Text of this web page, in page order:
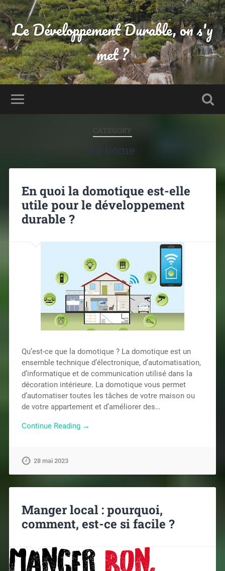
Le Développement Durable, on s'y
met ?
CATEGORY
At home
En quoi la domotique est-elle
utile pour le développement
durable ?
Qu’est-ce que la domotique ? La domotique est un
ensemble technique d’électronique, d’automatisation,
d’informatique et de communication utilisé dans la
décoration intérieure. La domotique vous permet
d’automatiser toutes les tâches de votre maison ou
de votre appartement et d’améliorer des…
Continue Reading →
28 mai 2023
Manger local : pourquoi,
comment, est-ce si facile ?